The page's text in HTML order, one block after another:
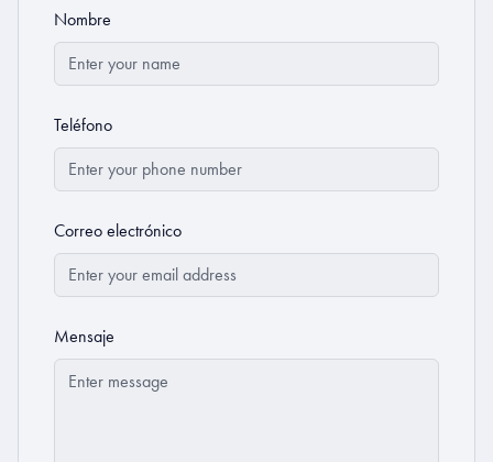
Nombre
Teléfono
Correo electrónico
Mensaje